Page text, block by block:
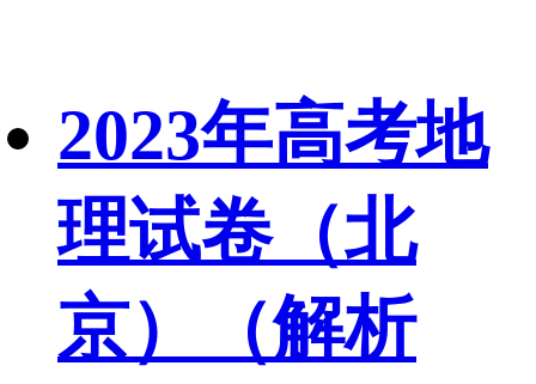
2023年高考地
理试卷（北
京）（解析